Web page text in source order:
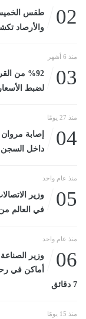
02
والأرصاد تكشف
منذ 6 أشهر
03
%92
لضبط
منذ 27 يومًا
04
إصابة
داخل السجن
منذ عام واحد
05
وزير
في العالم
منذ عام واحد
06
وزير
7 دقائق
منذ 15 يومًا